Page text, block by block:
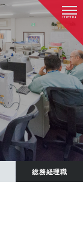
menu
総務経理職